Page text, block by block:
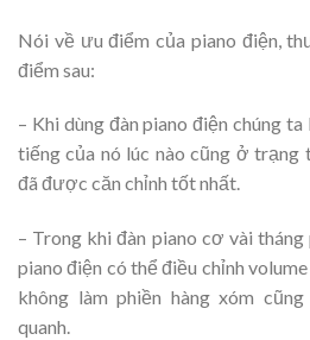
Nói về ưu điểm của piano điện,
điểm sau:
– Khi dùng đàn piano điện chúng
tiếng của nó lúc nào cũng ở trạng
đã được căn chỉnh tốt nhất.
– Trong khi đàn piano cơ vài
piano điện có thể điều chỉnh
không làm phiền hàng xóm
quanh.